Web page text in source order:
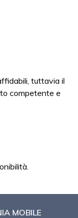
tuttavia il
competente e
MOBILE